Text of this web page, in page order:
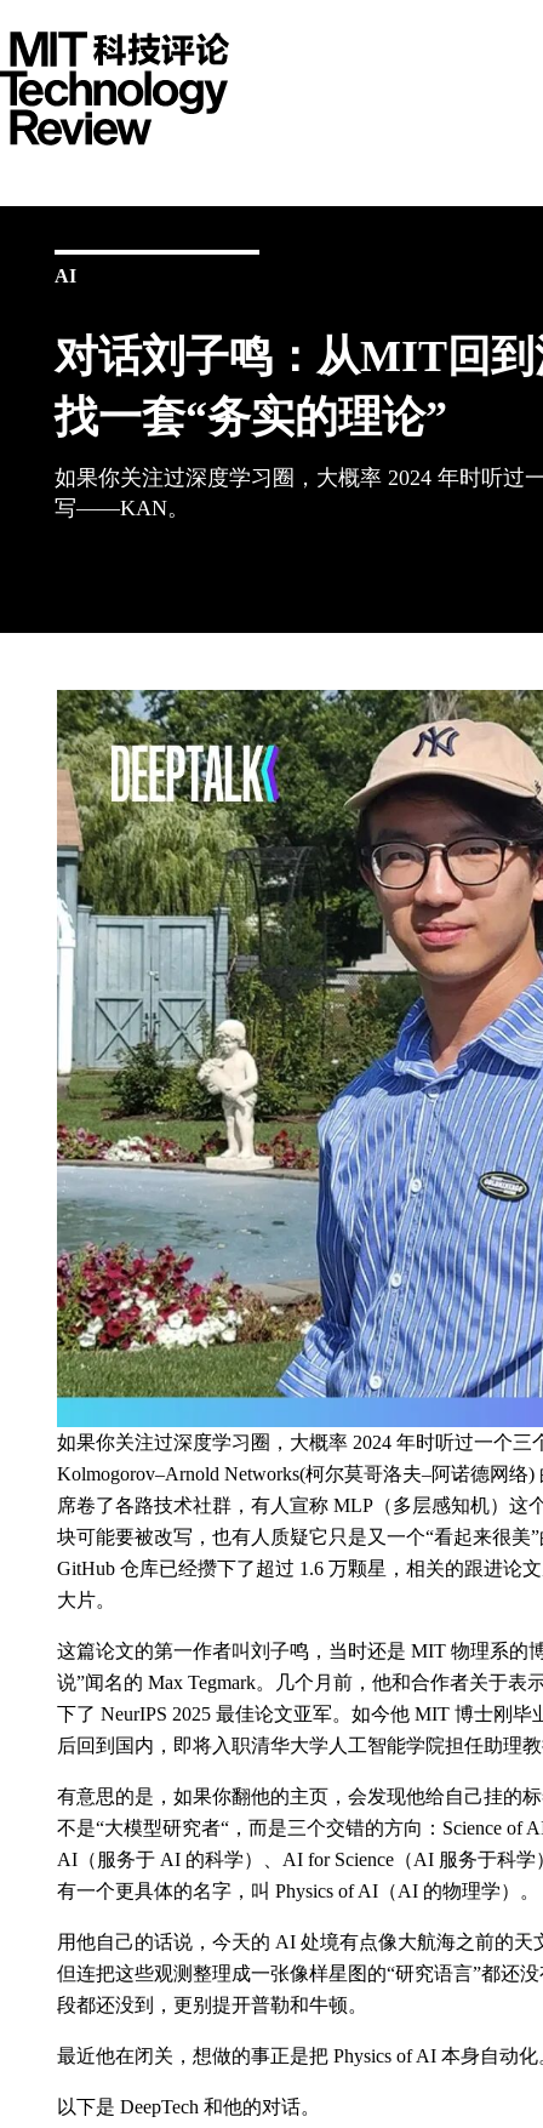
AI
对话刘子鸣：从MIT回
找一套“务实的理论”
如果你关注过深度学习圈，大概率 2024 年时听过
写——KAN。
如果你关注过深度学习圈，大概率 2024 年时听过一个
Kolmogorov–Arnold Networks(柯尔莫哥洛夫–阿诺德网
席卷了各路技术社群，有人宣称 MLP（多层感知机）这
块可能要被改写，也有人质疑它只是又一个“看起来很美
GitHub 仓库已经攒下了超过 1.6 万颗星，相关的跟进论
大片。
这篇论文的第一作者叫刘子鸣，当时还是 MIT 物理系的
说”闻名的 Max Tegmark。几个月前，他和合作者关于表
下了 NeurIPS 2025 最佳论文亚军。如今他 MIT 博士刚
后回到国内，即将入职清华大学人工智能学院担任助理
有意思的是，如果你翻他的主页，会发现他给自己挂的
不是“大模型研究者“，而是三个交错的方向：Science of
AI（服务于 AI 的科学）、AI for Science（AI 服务于科
有一个更具体的名字，叫 Physics of AI（AI 的物理学）。
用他自己的话说，今天的 AI 处境有点像大航海之前的
但连把这些观测整理成一张像样星图的“研究语言”都还
段都还没到，更别提开普勒和牛顿。
最近他在闭关，想做的事正是把 Physics of AI 本身自动化
以下是 DeepTech 和他的对话。